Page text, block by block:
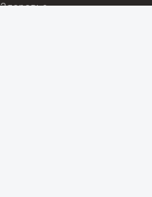
Здоровье